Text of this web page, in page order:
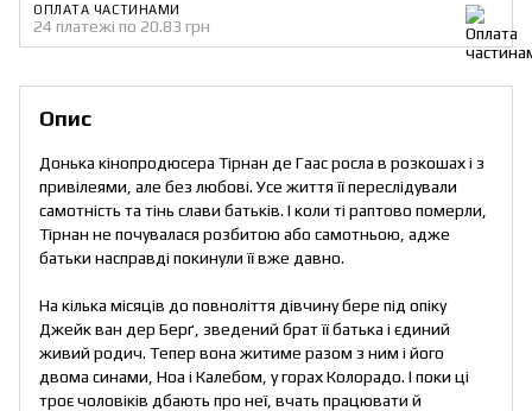
ОПЛАТА ЧАСТИНАМИ
24 платежі по 20.83 грн
Опис
Донька кінопродюсера Тірнан де Гаас росла в розкошах і з
привілеями, але без любові. Усе життя її переслідували
самотність та тінь слави батьків. І коли ті раптово померли,
Тірнан не почувалася розбитою або самотньою, адже
батьки насправді покинули її вже давно.
На кілька місяців до повноліття дівчину бере під опіку
Джейк ван дер Берґ, зведений брат її батька і єдиний
живий родич. Тепер вона житиме разом з ним і його
двома синами, Ноа і Калебом, у горах Колорадо. І поки ці
троє чоловіків дбають про неї, вчать працювати й